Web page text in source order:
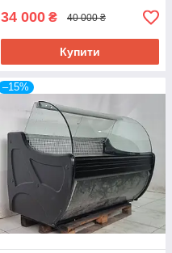
34 000 ₴ 40 000 ₴
Купити
–15%